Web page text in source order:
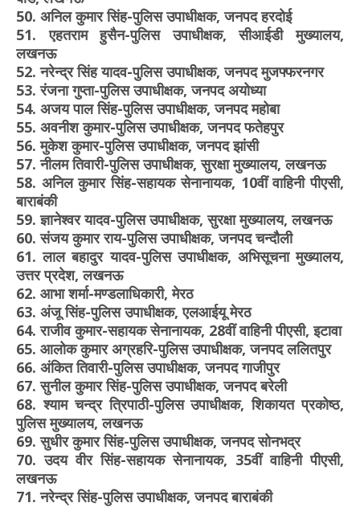
50. अनिल कुमार सिंह-पुलिस उपाधीक्षक, जनपद हरदोई
51. एहतराम हुसैन-पुलिस उपाधीक्षक, सीआईडी मुख्यालय,
लखनऊ
52. नरेन्द्र सिंह यादव-पुलिस उपाधीक्षक, जनपद मुजफ्फरनगर
53. रंजना गुप्ता-पुलिस उपाधीक्षक, जनपद अयोध्या
54. अजय पाल सिंह-पुलिस उपाधीक्षक, जनपद महोबा
55. अवनीश कुमार-पुलिस उपाधीक्षक, जनपद फतेहपुर
56. मुकेश कुमार-पुलिस उपाधीक्षक, जनपद झांसी
57. नीलम तिवारी-पुलिस उपाधीक्षक, सुरक्षा मुख्यालय, लखनऊ
58. अनिल कुमार सिंह-सहायक सेनानायक, 10वीं वाहिनी पीएसी,
बाराबंकी
59. ज्ञानेश्वर यादव-पुलिस उपाधीक्षक, सुरक्षा मुख्यालय, लखनऊ
60. संजय कुमार राय-पुलिस उपाधीक्षक, जनपद चन्दौली
61. लाल बहादुर यादव-पुलिस उपाधीक्षक, अभिसूचना मुख्यालय,
उत्तर प्रदेश, लखनऊ
62. आभा शर्मा-मण्डलाधिकारी, मेरठ
63. अंजू सिंह-पुलिस उपाधीक्षक, एलआईयू मेरठ
64. राजीव कुमार-सहायक सेनानायक, 28वीं वाहिनी पीएसी, इटावा
65. आलोक कुमार अग्रहरि-पुलिस उपाधीक्षक, जनपद ललितपुर
66. अंकित तिवारी-पुलिस उपाधीक्षक, जनपद गाजीपुर
67. सुनील कुमार सिंह-पुलिस उपाधीक्षक, जनपद बरेली
68. श्याम चन्द्र त्रिपाठी-पुलिस उपाधीक्षक, शिकायत प्रकोष्ठ,
पुलिस मुख्यालय, लखनऊ
69. सुधीर कुमार सिंह-पुलिस उपाधीक्षक, जनपद सोनभद्र
70. उदय वीर सिंह-सहायक सेनानायक, 35वीं वाहिनी पीएसी,
लखनऊ
71. नरेन्द्र सिंह-पुलिस उपाधीक्षक, जनपद बाराबंकी